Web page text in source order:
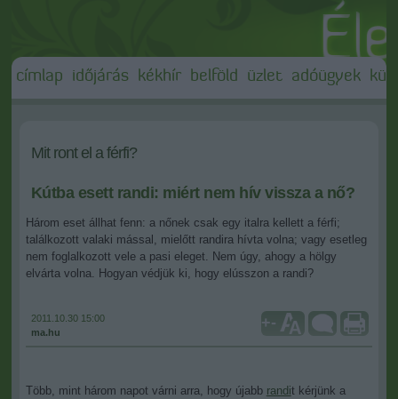
címlap időjárás kékhír belföld üzlet adóügyek
Mit ront el a férfi?
Kútba esett randi: miért nem hív vissza a nő?
Három eset állhat fenn: a nőnek csak egy italra kellett a férfi;
találkozott valaki mással, mielőtt randira hívta volna; vagy esetleg
nem foglalkozott vele a pasi eleget. Nem úgy, ahogy a hölgy
elvárta volna. Hogyan védjük ki, hogy elússzon a randi?
2011.10.30 15:00
ma.hu
+-
Több, mint három napot várni arra, hogy újabb randit kérjünk a